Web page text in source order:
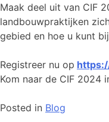
Maak deel uit van CIF
landbouwpraktijken
gebied en hoe u kunt
Registreer nu op
Kom naar de CIF 2024
Posted in Blog